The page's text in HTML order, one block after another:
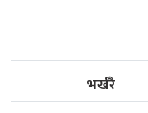
भर्खरै